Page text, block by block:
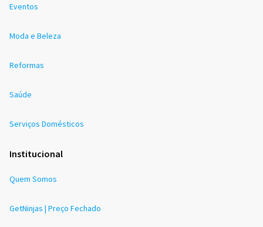
Eventos
Moda e Beleza
Reformas
Saúde
Serviços Domésticos
Institucional
Quem Somos
GetNinjas | Preço Fechado